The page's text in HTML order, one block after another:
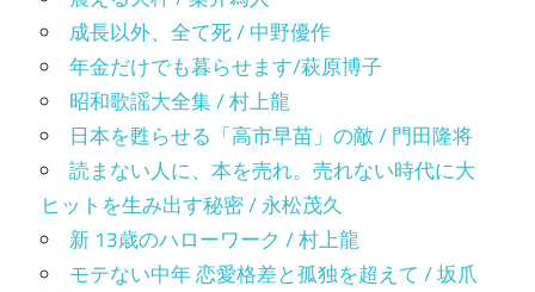
成長以外、全て死 / 中野優作
年金だけでも暮らせます/萩原博子
昭和歌謡大全集 / 村上龍
日本を甦らせる「高市早苗」の敵 / 門田隆将
読まない人に、本を売れ。売れない時代に大
ヒットを生み出す秘密 / 永松茂久
新 13歳のハローワーク / 村上龍
モテない中年 恋愛格差と孤独を超えて / 坂爪